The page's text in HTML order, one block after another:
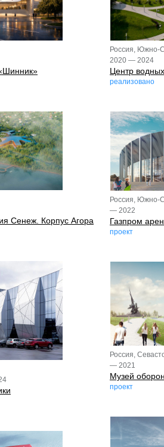
Россия, Южно-
2020 — 2024
Центр
реализовано
Россия, Южно-
— 2022
Газпром
проект
Сенеж. Корпус Агора
Россия,
— 2021
Музей
проект